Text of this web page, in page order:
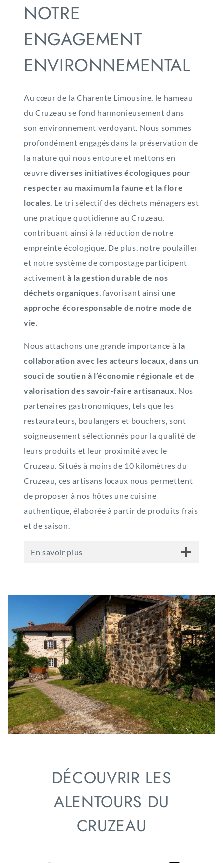
NOTRE
ENGAGEMENT
ENVIRONNEMENTAL
Au cœur de la Charente Limousine, le hameau
du Cruzeau se fond harmonieusement dans
son environnement verdoyant. Nous sommes
profondément engagés dans la préservation de
la nature qui nous entoure et mettons en
œuvre diverses initiatives écologiques pour
respecter au maximum la faune et la flore
locales. Le tri sélectif des déchets ménagers est
une pratique quotidienne au Cruzeau,
contribuant ainsi à la réduction de notre
empreinte écologique. De plus, notre poulailler
et notre système de compostage participent
activementà la gestion durable de nos
déchets organiques, favorisant ainsi une
approche écoresponsable de notre mode de
vie.
Nous attachons une grande importance à la
collaboration avec les acteurs locaux, dans un
souci de soutien à l’économie régionale et de
valorisation des savoir-faire artisanaux. Nos
partenaires gastronomiques, tels que les
restaurateurs, boulangers et bouchers, sont
soigneusement sélectionnés pour la qualité de
leurs produits et leur proximité avec le
Cruzeau. Situés à moins de 10 kilomètres du
Cruzeau, ces artisans locaux nous permettent
de proposer à nos hôtes une cuisine
authentique, élaborée à partir de produits frais
et de saison.
En savoir plus
DÉCOUVRIR LES
ALENTOURS DU
CRUZEAU